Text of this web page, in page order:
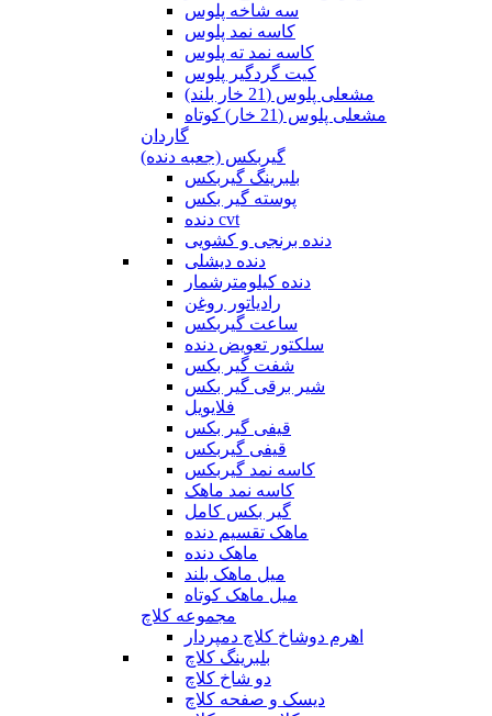
سه شاخه پلوس
کاسه نمد پلوس
کاسه نمد ته پلوس
کیت گردگیر پلوس
مشعلی پلوس (21 خار بلند)
مشعلی پلوس (21 خار) کوتاه
گاردان
گیربکس (جعبه دنده)
بلبرینگ گیربکس
پوسته گیر بکس
دنده cvt
دنده برنجی و کشویی
دنده دیشلی
دنده کیلومترشمار
رادیاتور روغن
ساعت گیربکس
سلکتور تعویض دنده
شفت گیر بکس
شیر برقی گیر بکس
فلایویل
قیفی گیر بکس
قیفی گیربکس
کاسه نمد گیربکس
کاسه نمد ماهک
گیر بکس کامل
ماهک تقسیم دنده
ماهک دنده
میل ماهک بلند
میل ماهک کوتاه
مجموعه کلاچ
اهرم دوشاخ کلاچ دمپردار
بلبرینگ کلاچ
دو شاخ کلاچ
دیسک و صفحه کلاچ